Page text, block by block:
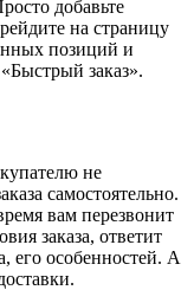
добавьте
на страницу
позиций и
заказ».
не
самостоятельно.
вам перезвонит
заказа, ответит
его особенностей. А